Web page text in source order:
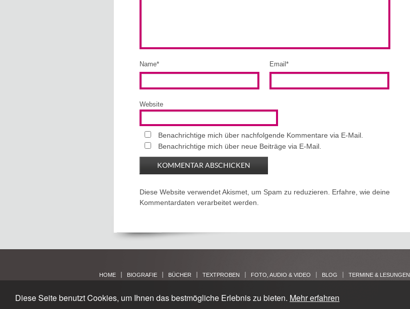
Diese Seite benutzt Cookies, um Ihnen das bestmögliche Erlebnis zu bieten. Mehr erfahren
Name* Email *
Website
Benachrichtige mich über nachfolgende Kommentare via E-Mail.
Benachrichtige mich über neue Beiträge via E-Mail.
Diese Website verwendet Akismet, um Spam zu reduzieren. Erfahre, wie deine
Kommentardaten verarbeitet werden.
HOME BIOGRAFIE BÜCHER TEXTPROBEN FOTO, AUDIO & VIDEO BLOG TERMINE & LESUNGEN